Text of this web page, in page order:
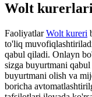
Wolt
FaoliyatlarWolt kureri
to'liq
qabul qiladi. Onlayn
sizga buyurtmani
buyurtmani olish va
boricha